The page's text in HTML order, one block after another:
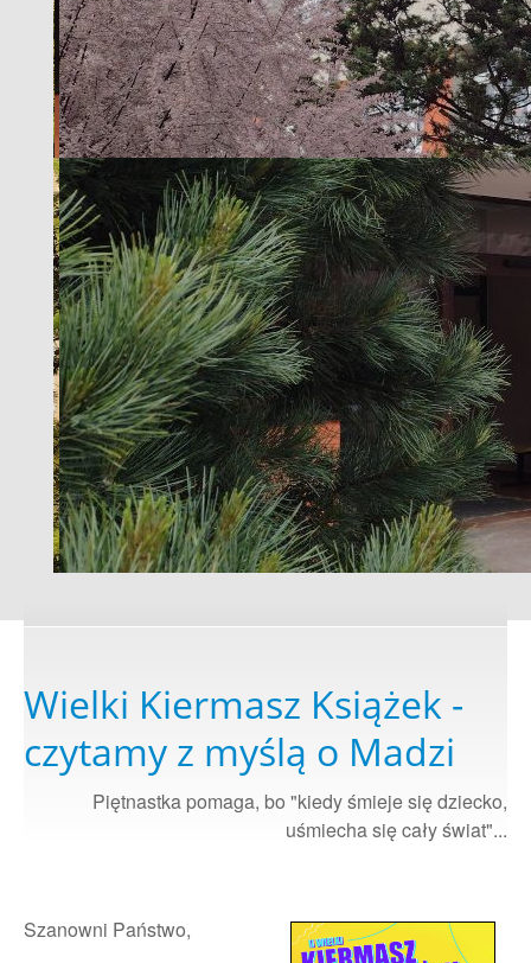
Wielki Kiermasz Książek -
czytamy z myślą o Madzi
Piętnastka pomaga, bo "kiedy śmieje się dziecko,
uśmiecha się cały świat"...
Szanowni Państwo,